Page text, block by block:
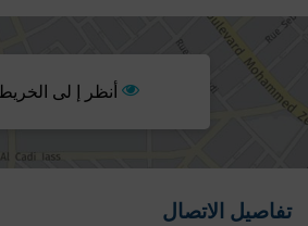
أنظر إ لى
تفاصيل الاتصال